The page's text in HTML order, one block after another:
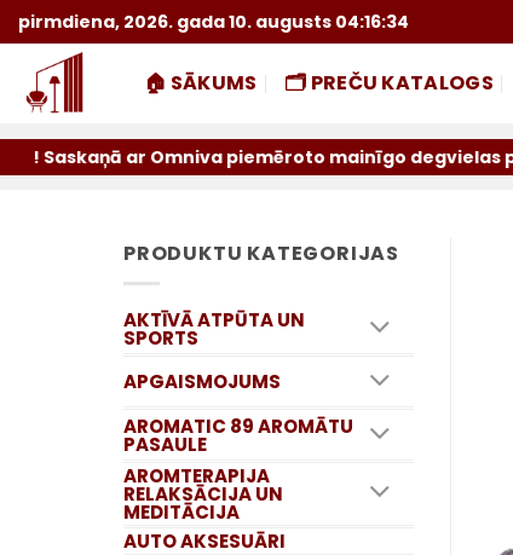
Skip
to
content
pirmdiena, 2026. gada 10. augusts 04:16:35
🏠 SĀKUMS 🗂️ PREČU KATALOGS
ar Omniva piemēroto mainīgo degvielas piemaksu
PRODUKTU KATEGORIJAS
AKTĪVĀ ATPŪTA UN
SPORTS
APGAISMOJUMS
AROMATIC 89 AROMĀTU
PASAULE
AROMTERAPIJA
RELAKSĀCIJA UN
MEDITĀCIJA
AUTO AKSESUĀRI